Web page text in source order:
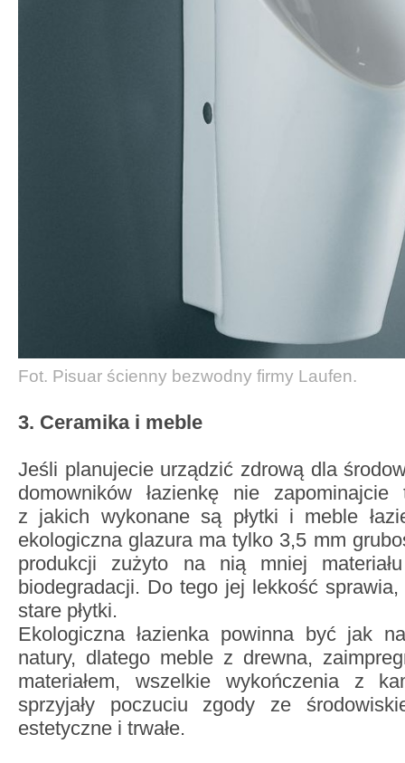
Fot. Pisuar ścienny bezwodny firmy Laufen.
3. Ceramika i meble
Jeśli planujecie urządzić zdrową dla
domowników łazienkę nie zapominajcie
z jakich wykonane są płytki i meble
ekologiczna glazura ma tylko 3,5 mm
produkcji zużyto na nią mniej
biodegradacji. Do tego jej lekkość
stare płytki.
Ekologiczna łazienka powinna być jak
natury, dlatego meble z drewna,
materiałem, wszelkie wykończenia z
sprzyjały poczuciu zgody ze
estetyczne i trwałe.